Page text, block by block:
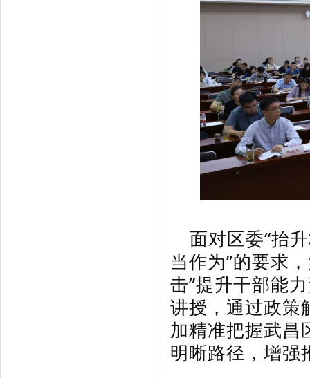
面对区委“抬
当作为”的要求
击”提升干部能
讲授，通过政策
加精准把握武昌
明晰路径，增强